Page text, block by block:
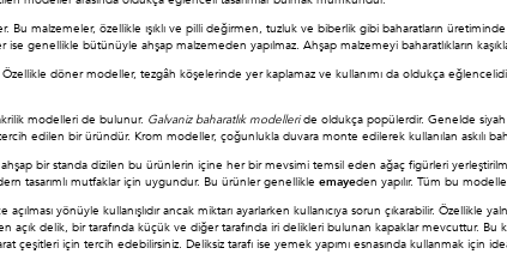
özellikle ışıklı ve pilli değirmen, tuzluk ve biberlik gibi baharatların üretiminde
genellikle bütünüyle ahşap malzemeden yapılmaz. Ahşap malzemeyi baharatlıkların
döner modeller, tezgâh köşelerinde yer kaplamaz ve kullanımı da oldukça
modelleri de bulunur. Galvaniz baharatlık modelleride oldukça popülerdir. Genelde siyah
edilen bir üründür. Krom modeller, çoğunlukla duvara monte edilerek kullanılan askılı
bir standa dizilen bu ürünlerin içine her bir mevsimi temsil eden ağaç figürleri
tasarımlı mutfaklar için uygundur. Bu ürünler genellikle emayeden yapılır. Tüm bu
yönüyle kullanışlıdır ancak miktarı ayarlarken kullanıcıya sorun çıkarabilir.
delik, bir tarafında küçük ve diğer tarafında iri delikleri bulunan kapaklar mevcuttur. Bu
için tercih edebilirsiniz. Deliksiz tarafı ise yemek yapımı esnasında kullanmak için